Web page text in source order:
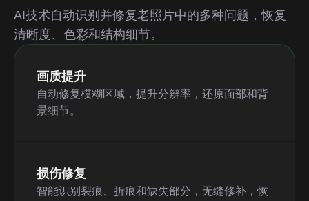
AI技术自动识别并修复老照片中的多种问题，恢复
清晰度、色彩和结构细节。
画质提升
自动修复模糊区域，提升分辨率，还原面部和背
景细节。
损伤修复
智能识别裂痕、折痕和缺失部分，无缝修补，恢